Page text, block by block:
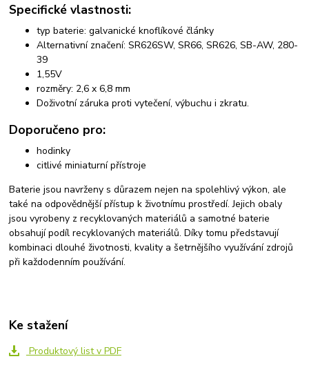
Specifické vlastnosti:
typ baterie: galvanické knoflíkové články
Alternativní značení: SR626SW, SR66, SR626, SB-AW, 280-
39
1,55V
rozměry: 2,6 x 6,8 mm
Doživotní záruka proti vytečení, výbuchu i zkratu.
Doporučeno pro:
hodinky
citlivé miniaturní přístroje
Baterie jsou navrženy s důrazem nejen na spolehlivý výkon, ale
také na odpovědnější přístup k životnímu prostředí. Jejich obaly
jsou vyrobeny z recyklovaných materiálů a samotné baterie
obsahují podíl recyklovaných materiálů. Díky tomu představují
kombinaci dlouhé životnosti, kvality a šetrnějšího využívání zdrojů
při každodenním používání.
Ke stažení
Produktový list v PDF